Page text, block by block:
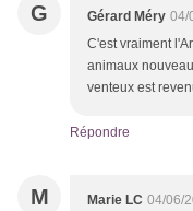
G Gérard Méry 04/
C'est vraiment
animaux
venteux est
Répondre
M Marie LC 04/06/